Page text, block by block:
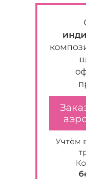
Учтём